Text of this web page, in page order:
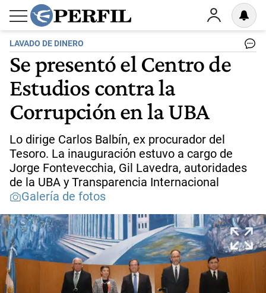
LAVADO DE DINERO
Se presentó el Centro de
Estudios contra la
Corrupción en la UBA
Lo dirige Carlos Balbín, ex procurador del
Tesoro. La inauguración estuvo a cargo de
Jorge Fontevecchia, Gil Lavedra, autoridades
de la UBA y Transparencia Internacional
Galería de fotos